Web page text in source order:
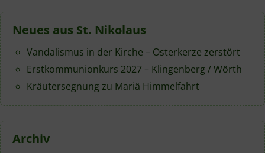
Engagement mit
Professionalität zu
ergänzen und…
Neues aus St. Nikolaus
Vandalismus in der Kirche – Osterkerze zerstört
Erstkommunionkurs 2027 – Klingenberg / Wörth
Kräutersegnung zu Mariä Himmelfahrt
Archiv